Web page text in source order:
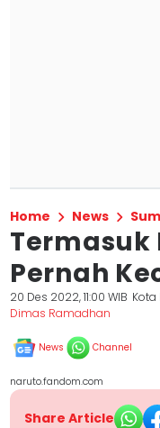
Home News
Termasuk
Pernah
20 Des 2022, 11:00 WIB Kota
Dimas Ramadhan
News Channel
naruto.fandom.com
Share Article